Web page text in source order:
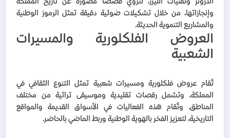
وإنجازاتها، من خلال تشكيلات ضوئية دقيقة تمثل الرموز الوطنية
والمشاريع التنموية الحديثة.
العروض الفلكلورية والمسيرات
الشعبية
تُقام عروض فلكلورية ومسيرات شعبية تمثل التنوع الثقافي في
المملكة، وتشمل رقصات تقليدية وموسيقى تراثية من مختلف
المناطق. وتُقام هذه الفعاليات في الأسواق القديمة والمواقع
التاريخية، لتعزيز الفخر بالهوية الوطنية وربط الماضي بالحاضر.